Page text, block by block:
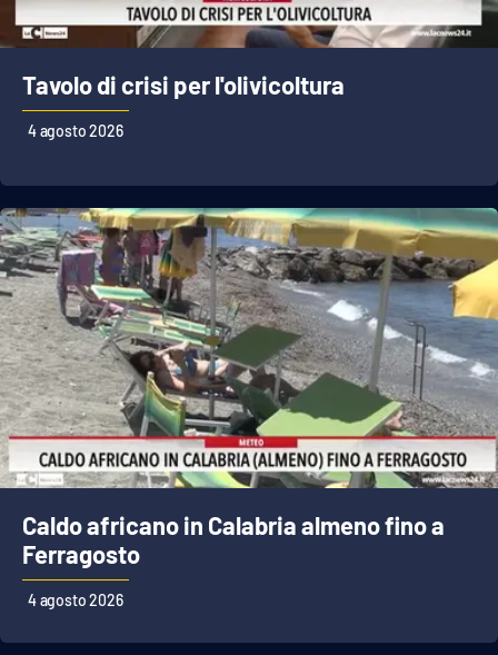
Tavolo di crisi per l'olivicoltura
4 agosto 2026
Caldo africano in Calabria almeno fino a
Ferragosto
4 agosto 2026